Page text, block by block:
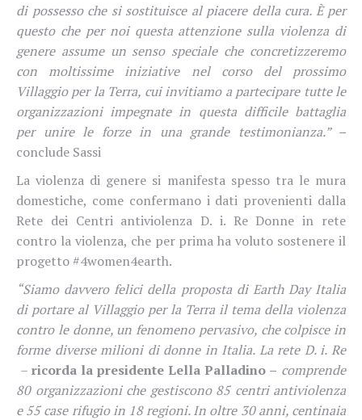
di possesso che si sostituisce al piacere della cura. È per
questo che per noi questa attenzione sulla violenza di
genere assume un senso speciale che concretizzeremo
con moltissime iniziative nel corso del prossimo
Villaggio per la Terra, cui invitiamo a partecipare tutte le
organizzazioni impegnate in questa difficile battaglia
per unire le forze in una grande testimonianza.” –
conclude Sassi
La violenza di genere si manifesta spesso tra le mura
domestiche, come confermano i dati provenienti dalla
Rete dei Centri antiviolenza D. i. Re Donne in rete
contro la violenza, che per prima ha voluto sostenere il
progetto #4women4earth.
“Siamo davvero felici della proposta di Earth Day Italia
di portare al Villaggio per la Terra il tema della violenza
contro le donne, un fenomeno pervasivo, che colpisce in
forme diverse milioni di donne in Italia. La rete D. i. Re
– ricorda la presidente Lella Palladino – comprende
80 organizzazioni che gestiscono 85 centri antiviolenza
e 55 case rifugio in 18 regioni. In oltre 30 anni, centinaia